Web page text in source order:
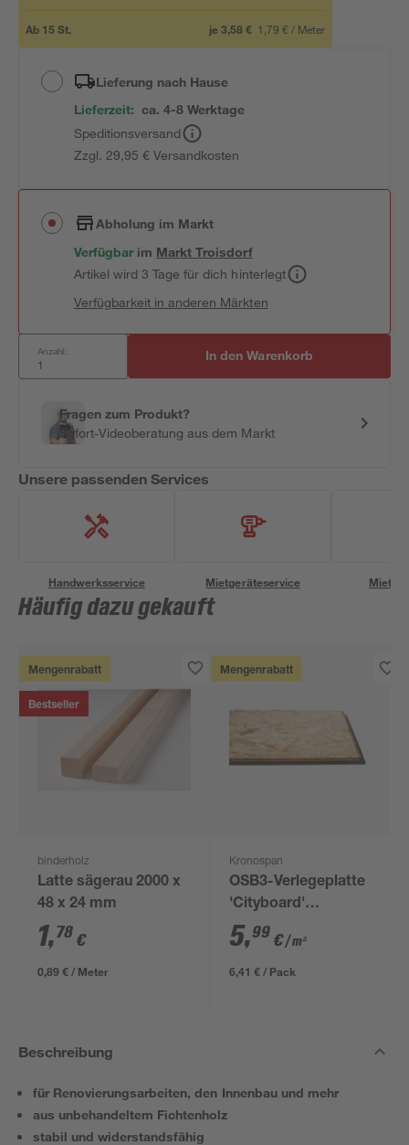
Ab 15 St. je 3,58 € 1,79 € / Meter
Lieferung nach Hause
Lieferzeit: ca. 4-8 Werktage
Speditionsversand
Zzgl. 29,95 € Versandkosten
Abholung im Markt
Verfügbar im MarktTroisdorf
Artikel wird 3 Tage für dich hinterlegt
Verfügbarkeit in anderen Märkten
Anzahl: In den Warenkorb
Fragen zum Produkt?
Sofort-Videoberatung aus dem Markt
Unsere passenden Services
Handwerksservice Mietgeräteservice
Häufig dazu gekauft
Mengenrabatt
Bestseller
binderholz
Latte sägerau 2000 x
48 x 24 mm
1,78 €
0,89 € / Meter
Mengenrabatt
Kronospan
OSB3-Verlegeplatte
'Cityboard'
ungeschliffen 1690 x
634 x 12 mm
5,99 €/ m²
6,41 € / Pack
Beschreibung
für Renovierungsarbeiten, den Innenbau und mehr
aus unbehandeltem Fichtenholz
stabil und widerstandsfähig